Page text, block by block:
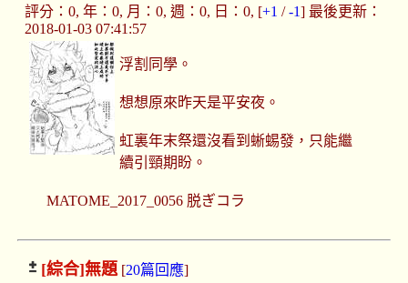
評分：0, 年：0, 月：0, 週：0, 日：0, [+1 /-1] 最後更新：
2018-01-03 07:41:57
浮割同學。
想想原來昨天是平安夜。
虹裏年末祭還沒看到蜥蜴發，只能繼
續引頸期盼。
MATOME_2017_0056 脱ぎコラ
[綜合]無題[20篇回應]